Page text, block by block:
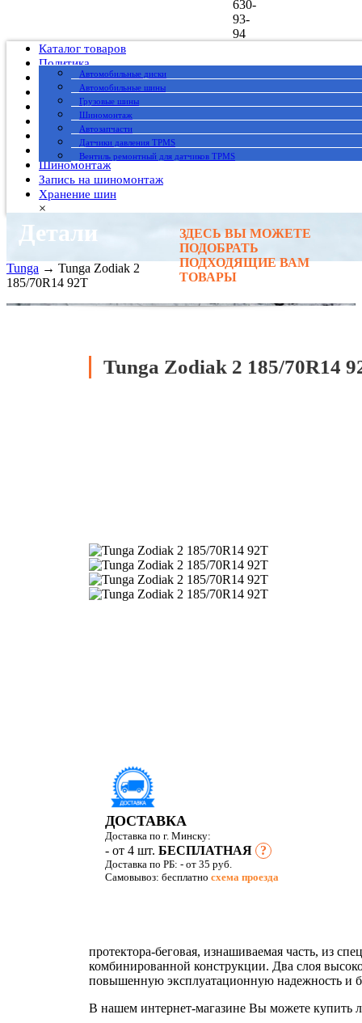
630-
93-
94
Каталог товаров
Автомобильные диски
Автомобильные шины
Грузовые шины
Шиномонтаж
Автозапчасти
Датчики давления TPMS
Вентиль ремонтный для датчиков TPMS
Политика
Публичный договор
О нас
Оплата
Доставка
Вакансии
Гарантия
Шиномонтаж
Запись на шиномонтаж
Хранение шин
×
Детали
ЗДЕСЬ ВЫ МОЖЕТЕ
ПОДОБРАТЬ
ПОДХОДЯЩИЕ ВАМ
ТОВАРЫ
Tunga → Tunga Zodiak 2
185/70R14 92T
Tunga Zodiak 2 185/70R14
ДОСТАВКА
Доставка по г. Минску:
- от 4 шт. БЕСПЛАТНАЯ ?
Доставка по РБ: - от 35 руб.
Самовывоз: бесплатно схема проезда
протектора-беговая, изнашиваемая часть, из
комбинированной конструкции. Два слоя
повышенную эксплуатационную надежность и
В нашем интернет-магазине Вы можете купить